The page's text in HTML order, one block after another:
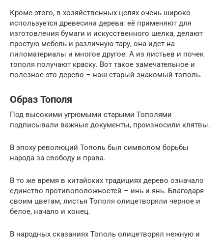
Кроме этого, в хозяйственных целях очень широко
используется древесина дерева: её применяют для
изготовления бумаги и искусственного шелка, делают
простую мебель и различную тару, она идет на
пиломатериалы и многое другое. А из листьев и почек
тополя получают краску. Вот такое замечательное и
полезное это дерево – наш старый знакомый тополь.
Образ Тополя
Под высокими угрюмыми старыми Тополями
подписывали важные документы, произносили клятвы.
В эпоху революций Тополь был символом борьбы
народа за свободу и права.
В то же время в китайских традициях дерево означало
единство противоположностей – инь и янь. Благодаря
своим цветам, листья Тополя олицетворяли черное и
белое, начало и конец.
В народных сказаниях Тополь олицетворял нежную и